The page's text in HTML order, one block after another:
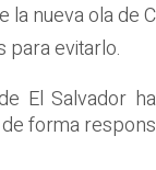
la nueva ola de
para evitarlo.
El Salvador
forma